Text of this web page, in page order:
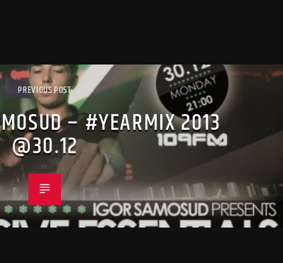
PREVIOUS POST
– #YEARMIX 2013
@30.12